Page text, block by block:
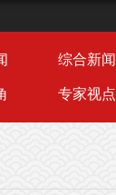
综合新闻
专家视点